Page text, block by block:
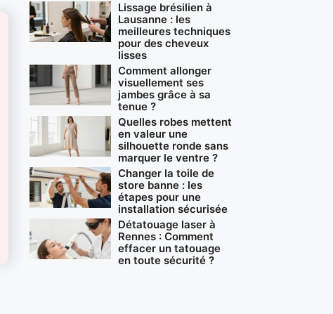
Lissage brésilien à
Lausanne : les
meilleures techniques
pour des cheveux
lisses
Comment allonger
visuellement ses
jambes grâce à sa
tenue ?
Quelles robes mettent
en valeur une
silhouette ronde sans
marquer le ventre ?
Changer la toile de
store banne : les
étapes pour une
installation sécurisée
Détatouage laser à
Rennes : Comment
effacer un tatouage
en toute sécurité ?